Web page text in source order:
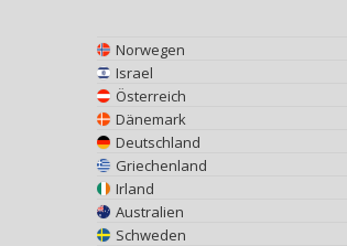
Norwegen
Israel
Österreich
Dänemark
Deutschland
Griechenland
Irland
Australien
Schweden